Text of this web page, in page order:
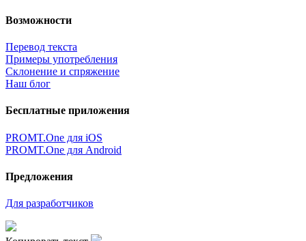
Возможности
Перевод текста
Примеры употребления
Склонение и спряжение
Наш блог
Бесплатные приложения
PROMT.One для iOS
PROMT.One для Android
Предложения
Для разработчиков